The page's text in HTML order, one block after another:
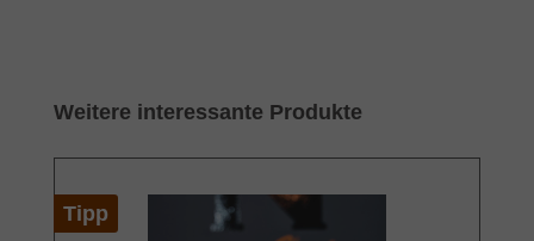
Produktgalerie überspringen
Weitere interessante Produkte
Tipp